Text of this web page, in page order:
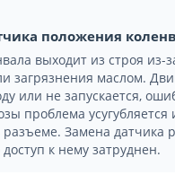
положения
выходит из строя из-
загрязнения маслом.
или не запускается,
проблема усугубляется
разъеме. Замена датчика
к нему затруднен.